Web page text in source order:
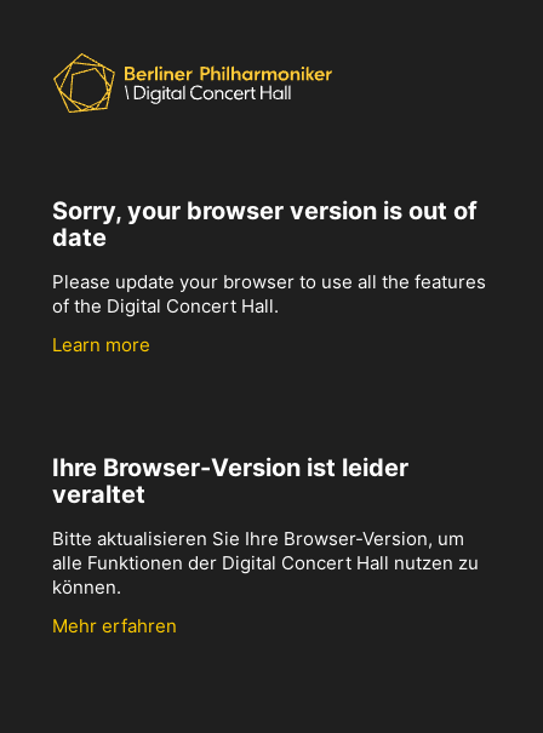
Sorry, your browser version is out of
date
Please update your browser to use all the features
of the Digital Concert Hall.
Learn more
Ihre Browser-Version ist leider
veraltet
Bitte aktualisieren Sie Ihre Browser-Version, um
alle Funktionen der Digital Concert Hall nutzen zu
können.
Mehr erfahren